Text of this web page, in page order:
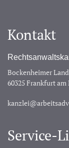
Kontakt
Bockenheimer
60325 Frankfurt am
Service-